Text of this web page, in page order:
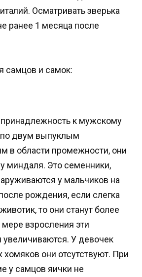
Осматривать зверька
ранее 1 месяца после
самцов и самок:
к мужскому
двум выпуклым
в области промежности, они
миндаля. Это семенники,
у мальчиков на
рождения, если слегка
то они станут более
взросления эти
увеличиваются. У девочек
хомяков они отсутствуют. При
у самцов яички не